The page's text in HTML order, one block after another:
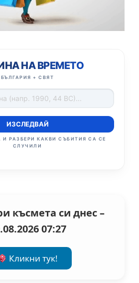
НА ВРЕМЕТО
БЪЛГАРИЯ + СВЯТ
ИЗСЛЕДВАЙ
РАЗБЕРИ КАКВИ СЪБИТИЯ СА СЕ
СЛУЧИЛИ
късмета си днес –
07:27
Кликни тук!